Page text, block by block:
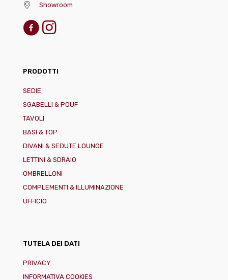
Showroom
PRODOTTI
SEDIE
SGABELLI & POUF
TAVOLI
BASI & TOP
DIVANI & SEDUTE LOUNGE
LETTINI & SDRAIO
OMBRELLONI
COMPLEMENTI & ILLUMINAZIONE
UFFICIO
TUTELA DEI DATI
PRIVACY
INFORMATIVA COOKIES